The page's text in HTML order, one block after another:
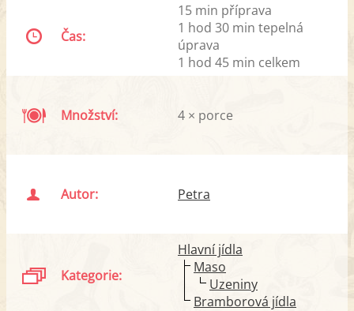
Čas:
15 min příprava
1 hod 30 min tepelná
úprava
1 hod 45 min celkem
Množství: 4 × porce
Autor: Petra
Kategorie:
Hlavní jídla
Maso
Uzeniny
Bramborová jídla